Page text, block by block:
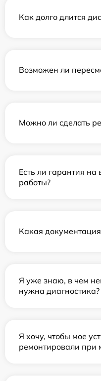
Как долго длится
Возможен ли
Можно ли сделать
Есть ли гарантия
работы?
Какая
Я уже знаю, в чем
нужна диагностика?
Я хочу, чтобы мое
ремонтировали при